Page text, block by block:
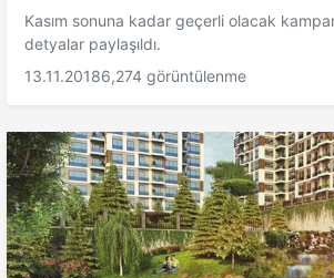
Kasım sonuna kadar geçerli olacak
detyalar paylaşıldı.
13.11.20186,274 görüntülenme